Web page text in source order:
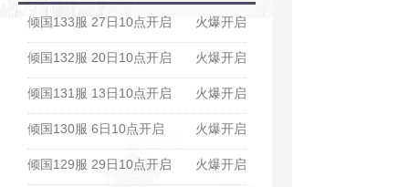
火爆开启
倾国133服 27日10点开启
火爆开启
倾国132服 20日10点开启
火爆开启
倾国131服 13日10点开启
火爆开启
倾国130服 6日10点开启
火爆开启
倾国129服 29日10点开启